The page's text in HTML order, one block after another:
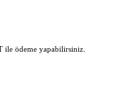
ile ödeme yapabilirsiniz.